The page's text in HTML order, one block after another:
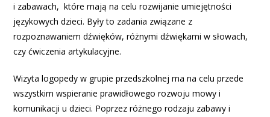
i zabawach, które mają na celu rozwijanie umiejętności
językowych dzieci. Były to zadania związane z
rozpoznawaniem dźwięków, różnymi dźwiękami w słowach,
czy ćwiczenia artykulacyjne.
Wizyta logopedy w grupie przedszkolnej ma na celu przede
wszystkim wspieranie prawidłowego rozwoju mowy i
komunikacji u dzieci. Poprzez różnego rodzaju zabawy i